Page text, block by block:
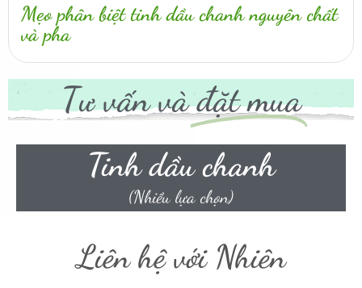
Mẹo phân biệt tinh dầu chanh nguyên chất
và pha
Tư vấn vàđặt mua
Tinh dầu chanh
(Nhiều lựa chọn)
Liên hệ với Nhiên